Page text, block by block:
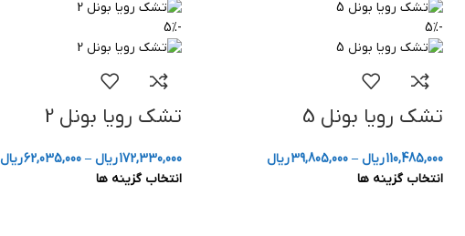
-5%
تشک رویا بونل 5
110,485,000ریال –
39,805,000ریال
انتخاب گزینه ها
-5%
تشک رویا بونل 2
172,330,000ریال –
62,035,000ریال
انتخاب گزینه ها